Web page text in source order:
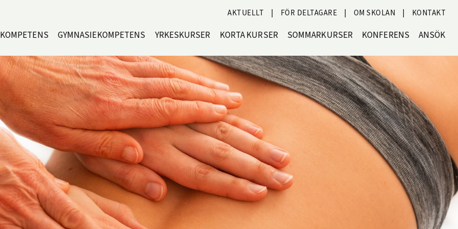
AKTUELLT FÖR DELTAGARE OM SKOLAN KONTAKT
GYMNASIEKOMPETENS YRKESKURSER KORTA KURSER SOMMARKURSER KONFERENS ANSÖK